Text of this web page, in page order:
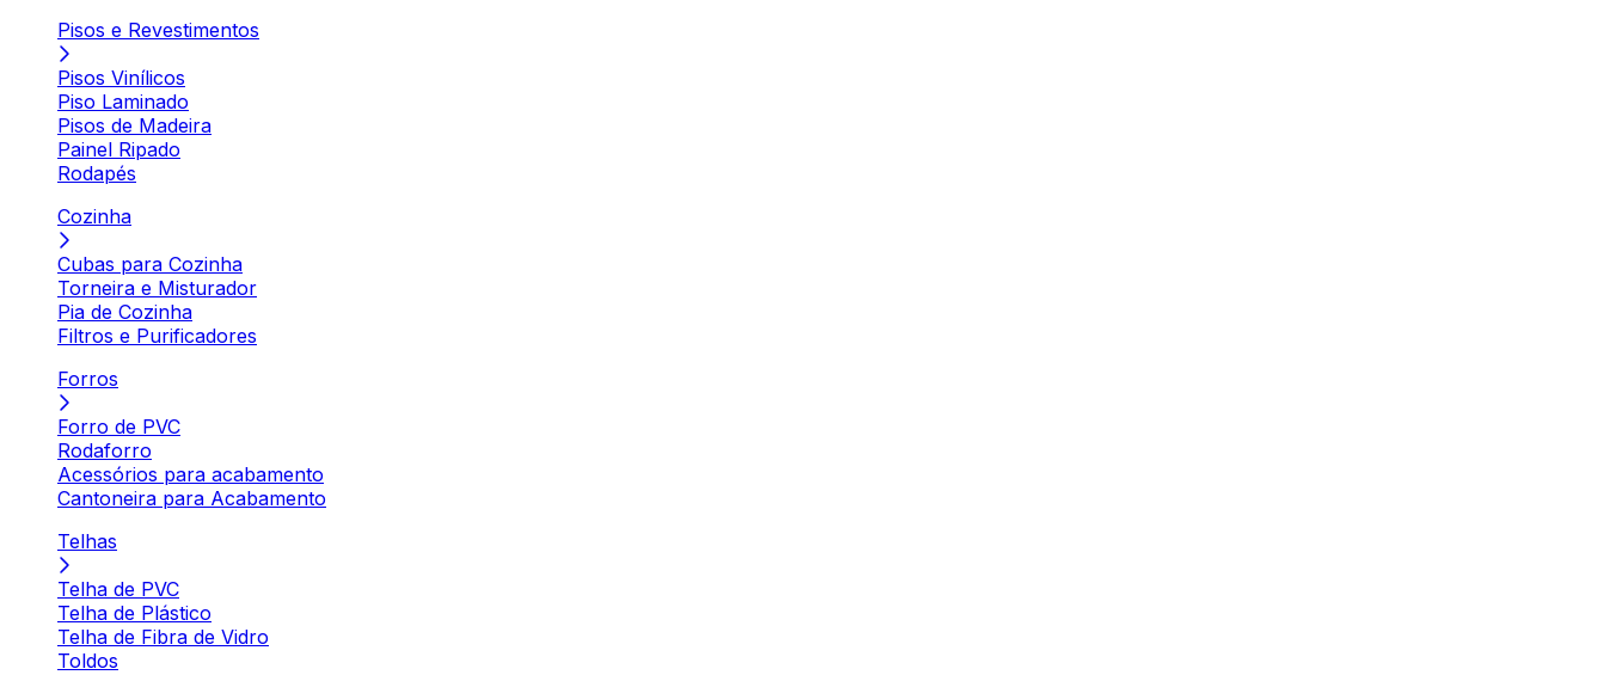
Pisos e Revestimentos
Pisos Vinílicos
Piso Laminado
Pisos de Madeira
Painel Ripado
Rodapés
Cozinha
Cubas para Cozinha
Torneira e Misturador
Pia de Cozinha
Filtros e Purificadores
Forros
Forro de PVC
Rodaforro
Acessórios para acabamento
Cantoneira para Acabamento
Telhas
Telha de PVC
Telha de Plástico
Telha de Fibra de Vidro
Toldos